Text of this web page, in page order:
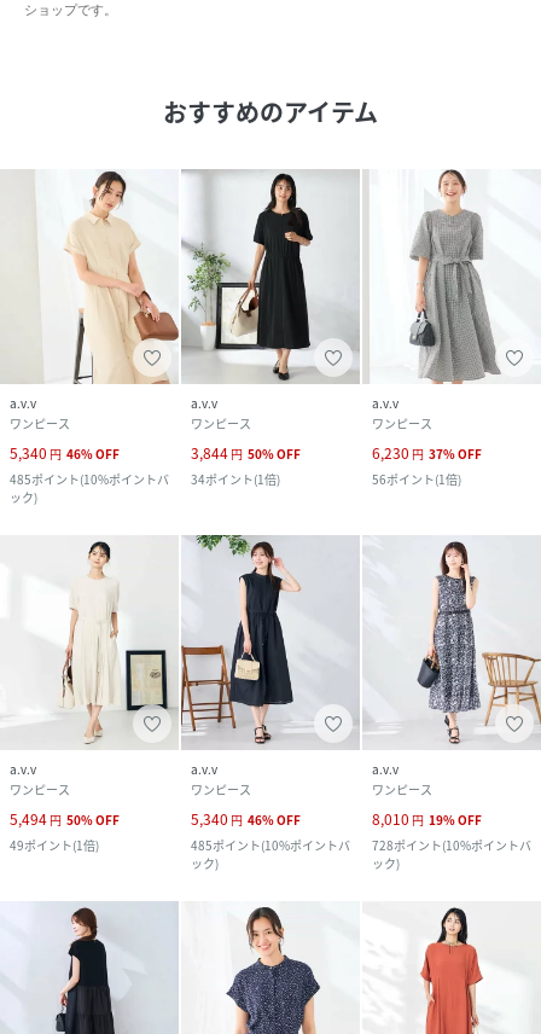
ショップです。
おすすめのアイテム
a.v.v
ワンピース
5,340 円 46%OFF
485ポイント(10%ポイントバ
ック)
a.v.v
ワンピース
3,844 円 50%OFF
34ポイント(1倍)
a.v.v
ワンピース
6,230 円 37%OFF
56ポイント(1倍)
a.v.v
ワンピース
5,494 円 50%OFF
49ポイント(1倍)
a.v.v
ワンピース
5,340 円 46%OFF
485ポイント(10%ポイントバ
ック)
a.v.v
ワンピース
8,010 円 19%OFF
728ポイント(10%ポイントバ
ック)